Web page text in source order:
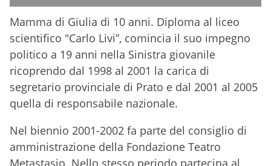
Mamma di Giulia di 10 anni. Diploma al liceo
scientifico "Carlo Livi”, comincia il suo impegno
politico a 19 anni nella Sinistra giovanile
ricoprendo dal 1998 al 2001 la carica di
segretario provinciale di Prato e dal 2001 al 2005
quella di responsabile nazionale.
Nel biennio 2001-2002 fa parte del consiglio di
amministrazione della Fondazione Teatro
Metastasio. Nello stesso periodo partecipa al